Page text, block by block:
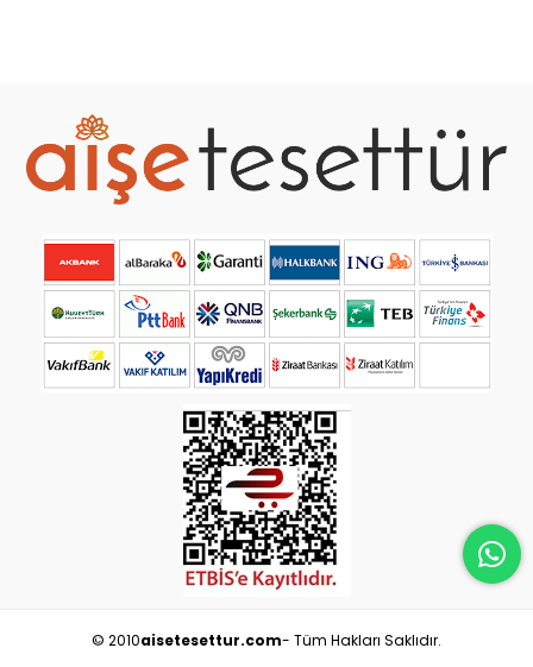
© 2010aisetesettur.com- Tüm Hakları Saklıdır.